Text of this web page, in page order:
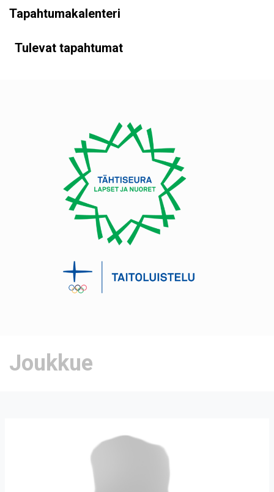
Tapahtumakalenteri
Tulevat tapahtumat
Joukkue